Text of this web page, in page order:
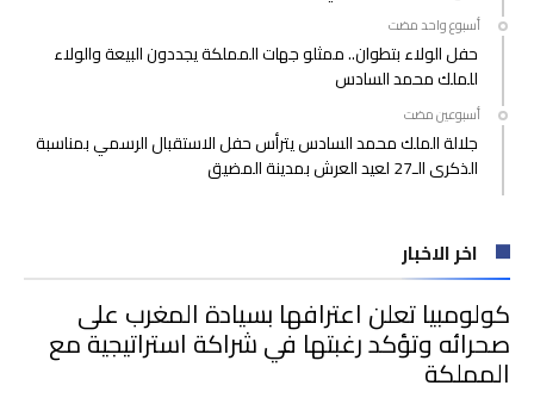
‫‫‫‏‫أسبوع واحد مضت‬
حفل الولاء بتطوان.. ممثلو جهات المملكة يجددون البيعة والولاء
للملك محمد السادس
‫‫‫‏‫أسبوعين مضت‬
جلالة الملك محمد السادس يترأس حفل الاستقبال الرسمي بمناسبة
الذكرى الـ27 لعيد العرش بمدينة المضيق
اخر الاخبار
كولومبيا تعلن اعترافها بسيادة المغرب على
صحرائه وتؤكد رغبتها في شراكة استراتيجية مع
المملكة